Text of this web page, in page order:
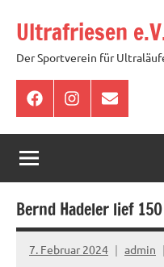
Inhalt
springen
Ultrafriesen
Der Sportverein für
FacebookInstagram
E-
Mail
Bernd Hadeler lief
7. Februar 2024 admin